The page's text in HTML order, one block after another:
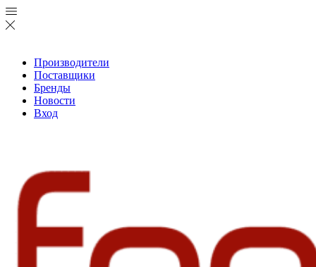
Производители
Поставщики
Бренды
Новости
Вход